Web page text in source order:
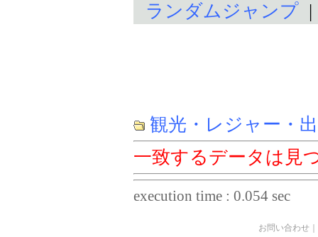
ランダムジャンプ
観光・レジャー・
一致するデータは見
execution time : 0.054 sec
お問い合わせ